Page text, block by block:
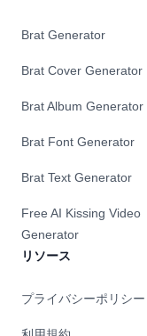
Brat Generator
Brat Cover Generator
Brat Album Generator
Brat Font Generator
Brat Text Generator
Free AI Kissing Video
Generator
リソース
プライバシーポリシー